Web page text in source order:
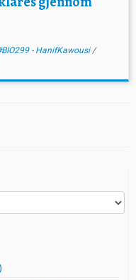
- HanifKawousi/